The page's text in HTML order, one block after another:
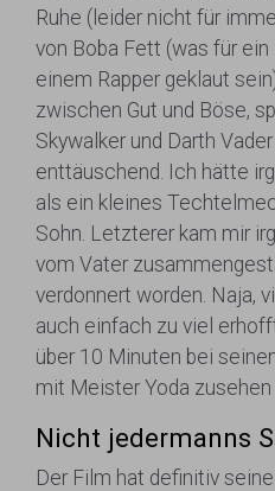
Ruhe (leider nicht für
von Boba Fett (was für
einem Rapper geklaut
zwischen Gut und Böse,
Skywalker und Darth
enttäuschend. Ich hätte
als ein kleines
Sohn. Letzterer kam mir
vom Vater
verdonnert worden. Naja,
auch einfach zu viel
über 10 Minuten bei
mit Meister Yoda zusehen
Nicht jedermanns
Der Film hat definitiv